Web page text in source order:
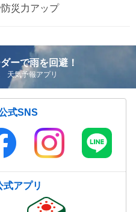
災力アップ
ーで雨を回避！
天気予報アプリ
式SNS
アプリ